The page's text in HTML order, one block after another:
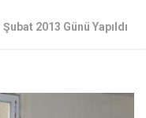
2013 Günü Yapıldı